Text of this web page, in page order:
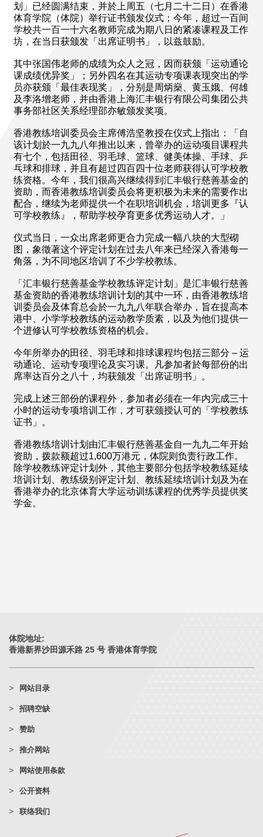
划」已经圆满结束，并於上周五（七月二十二日）在香港
体育学院（体院）举行证书颁发仪式；今年，超过一百间
学校共一百一十六名教师完成为期八日的紧凑课程及工作
坊，在当日获颁发「出席证明书」，以兹鼓励。
其中张国伟老师的成绩为众人之冠，因而获颁「运动通论
课成绩优异奖」；另外四名在其运动专项课表现突出的学
员亦获颁「最佳表现奖」，分别是周炳燊、黄玉娥、何雄
及李洛增老师，并由香港上海汇丰银行有限公司集团公共
事务部社区关系经理邵亦敏颁发奖项。
香港教练培训委员会主席傅浩坚教授在仪式上指出：「自
该计划於一九九八年推出以来，曾举办的运动项目课程共
有七个，包括田径、羽毛球、篮球、健美体操、手球、乒
乓球和排球，并且有超过四百四十位老师获得认可学校教
练资格。今年，我们很高兴继续得到汇丰银行慈善基金的
资助，而香港教练培训委员会将更积极为未来的需要作出
配合，继续为老师提供一个在职培训机会，培训更多『认
可学校教练』，帮助学校孕育更多优秀运动人才。」
仪式当日，一众出席老师更合力完成一幅八块的大型砌
图，象徵著这个评定计划在过去八年来已经深入香港每一
角落，为不同地区培训了不少学校教练。
「汇丰银行慈善基金学校教练评定计划」是汇丰银行慈善
基金资助的香港教练培训计划的其中一环，由香港教练培
训委员会及体育总会於一九九八年联合举办，旨在提高本
港中、小学学校教练的运动教学质素，以及为他们提供一
个进修认可学校教练资格的机会。
今年所举办的田径、羽毛球和排球课程均包括三部分 – 运
动通论、运动专项理论及实习课。凡参加者於每部份的出
席率达百分之八十，均获颁发「出席证明书」。
完成上述三部份的课程外，参加者必须在一年内完成三十
小时的运动专项培训工作，才可获颁授认可的「学校教练
证书」。
香港教练培训计划由汇丰银行慈善基金自一九九二年开始
资助，拨款额超过1,600万港元，体院则负责行政工作。
除学校教练评定计划外，其他主要部分包括学校教练延续
培训计划、教练级别评定计划、教练延续培训计划及为在
香港举办的北京体育大学运动训练课程的优秀学员提供奖
学金。
体院地址:
香港新界沙田源禾路 25 号 香港体育学院
网站目录
招聘空缺
赞助
推介网站
网站使用条款
公开资料
联络我们